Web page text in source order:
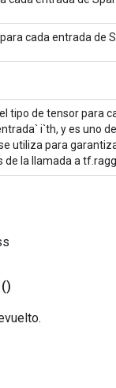
cada entrada de
tipo de tensor para
i`th, y es uno
utiliza para
de la llamada a
()